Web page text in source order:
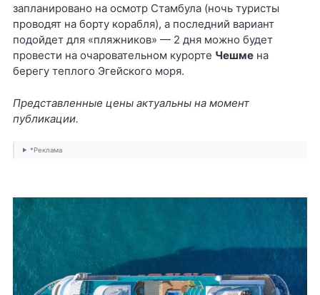
запланировано на осмотр Стамбула (ночь туристы
проводят на борту корабля), а последний вариант
подойдет для «пляжников» — 2 дня можно будет
провести на очаровательном курорте Чешмена
берегу теплого Эгейского моря.
Представленные цены актуальны на момент
публикации.
*Реклама